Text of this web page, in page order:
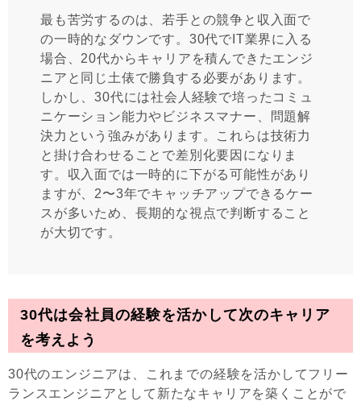
最も苦労するのは、若手との競争と収入面で
の一時的なダウンです。30代でIT業界に入る
場合、20代からキャリアを積んできたエンジ
ニアと同じ土俵で勝負する必要があります。
しかし、30代には社会人経験で培ったコミュ
ニケーション能力やビジネスマナー、問題解
決力という強みがあります。これらは技術力
と掛け合わせることで差別化要因になりま
す。収入面では一時的に下がる可能性があり
ますが、2〜3年でキャッチアップできるケー
スが多いため、長期的な視点で判断すること
が大切です。
30代は会社員の経験を活かして次のキャリア
を考えよう
30代のエンジニアは、これまでの経験を活かしてフリー
ランスエンジニアとして新たなキャリアを築くことがで